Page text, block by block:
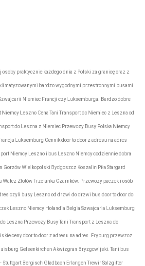
praktycznie każdego dnia z Polski za granicę oraz z
bardzo wygodnymi przestronnymi busami
Niemiec Francji czy Luksemburga. Bardzo dobre
Leszno Cena Tani Transport do Niemiec z Leszna od
do Leszna z Niemiec Przewozy Busy Polska Niemcy
Luksemburg Cennik door to door z adresu na adres
Niemcy Leszno i bus Leszno Niemcy codziennie dobra
Gorzów Wielkopolski Bydgoszcz Koszalin Piła Stargard
Złotów Trzcianka Czarnków. Przewozy paczek i osób
czyli busy Leszno od drzwi do drzwi bus door to door do
Leszno Niemcy Holandia Belgia Szwajcaria Luksemburg
Leszna Przewozy Busy Tani Transport z Leszna do
ceny door to door z adresu na adres. Fryburg przewzoz
Gelsenkirchen Akwizgran Bryzgowijski. Tani bus
Stuttgart Bergisch Gladbach Erlangen Trewir Salzgitter